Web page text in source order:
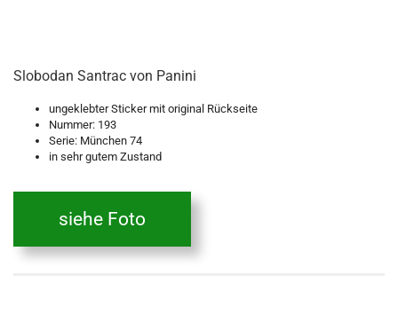
Slobodan Santrac von Panini
ungeklebter Sticker mit original Rückseite
Nummer: 193
Serie: München 74
in sehr gutem Zustand
siehe Foto